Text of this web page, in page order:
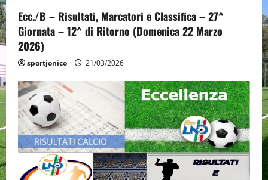
Ecc./B – Risultati, Marcatori e Classifica – 27^
Giornata – 12^ di Ritorno (Domenica 22 Marzo
2026)
sportjonico 21/03/2026